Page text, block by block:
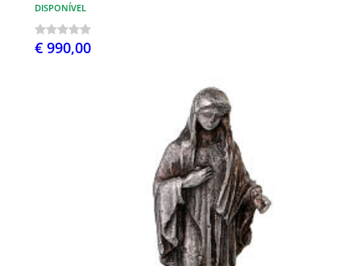
DISPONÍVEL
€ 990,00